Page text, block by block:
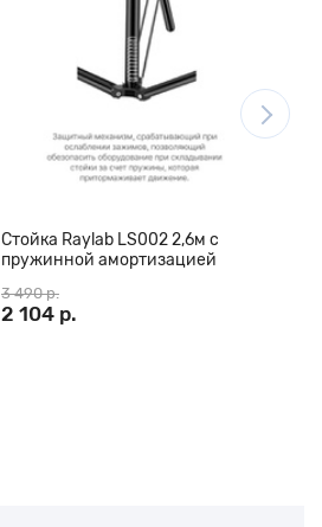
Стойка Raylab LS002 2,6м с
пружинной амортизацией
3 490 р.
2 104 р.